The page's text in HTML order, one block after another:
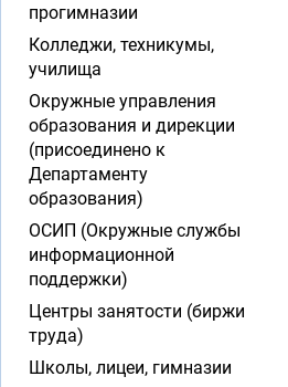
прогимназии
Колледжи, техникумы,
училища
Окружные управления
образования и дирекции
(присоединено к
Департаменту
образования)
ОСИП (Окружные службы
информационной
поддержки)
Центры занятости (биржи
труда)
Школы, лицеи, гимназии